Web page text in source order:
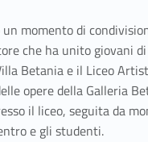
momento di
che ha unito giovani
Betania e il Liceo
opere della Galleria
il liceo, seguita da
e gli studenti.